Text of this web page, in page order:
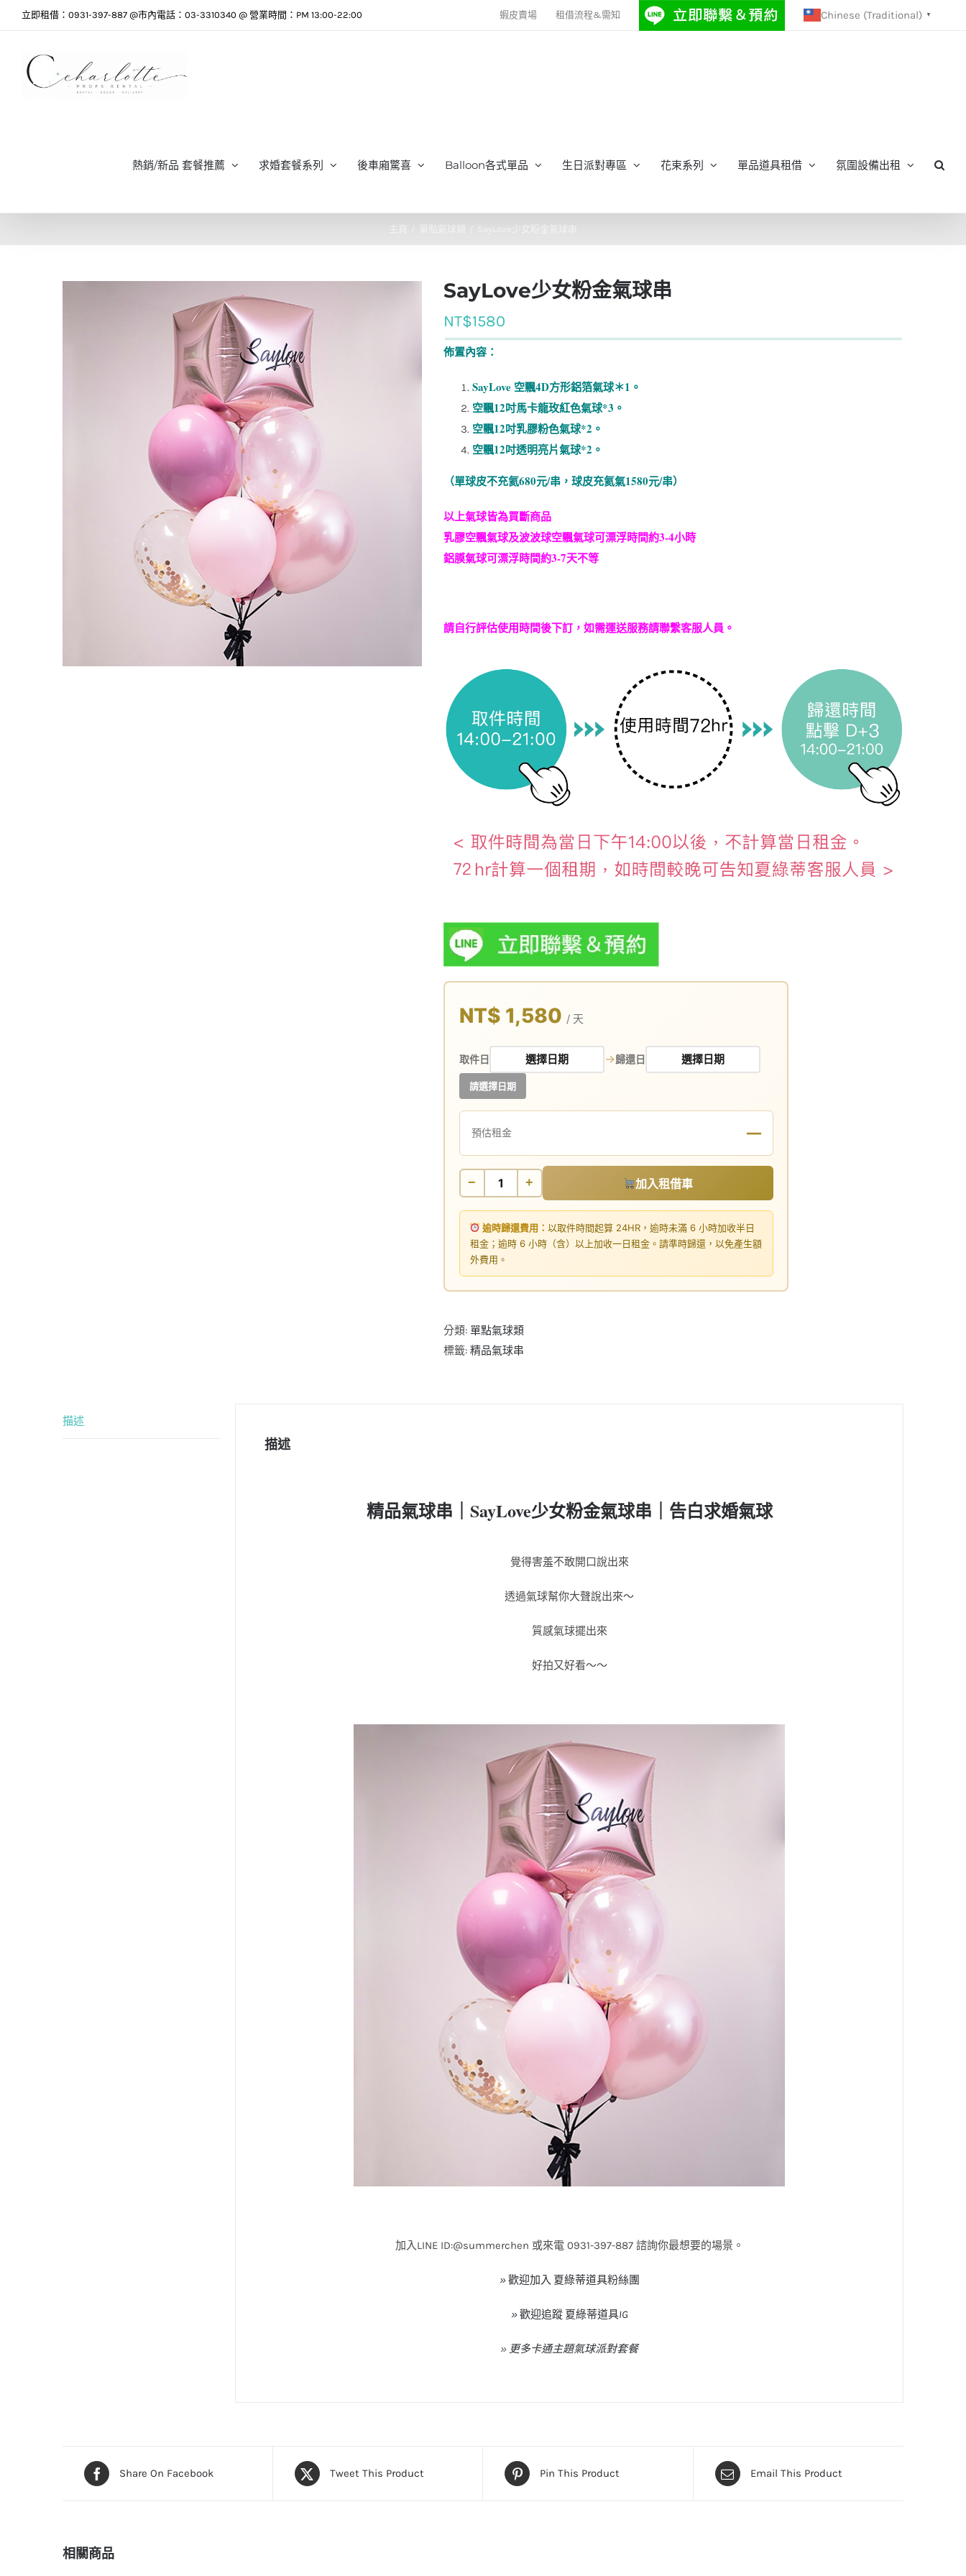
立即租借：0931-397-887 @市內電話：03-3310340 @ 營業時間：PM 13:00-22:00 蝦皮賣場 租借流程&需知 Chinese (Traditional) ▼
熱銷/新品 套餐推薦 求婚套餐系列 後車廂驚喜 Balloon各式單品 生日派對專區 花束系列 單品道具租借 氛圍設備出租
單點氣球類 SayLove少女粉金氣球串
SayLove少女粉金氣球串
NT$1580
佈置內容：
SayLove 空飄4D方形鋁箔氣球＊1。
空飄12吋馬卡龍玫紅色氣球*3。
空飄12吋乳膠粉色氣球*2。
空飄12吋透明亮片氣球*2。
（單球皮不充氦680元/串，球皮充氦氣1580元/串）
以上氣球皆為買斷商品
乳膠空飄氣球及波波球空飄氣球可漂浮時間約3-4小時
鋁膜氣球可漂浮時間約3-7天不等
請自行評估使用時間後下訂，如需運送服務請聯繫客服人員。
NT$ 1,580 / 天
取件日 →歸還日
請選擇日期
預估租金 —
− + 加入租借車
逾時歸還費用：以取件時間起算 24HR，逾時未滿 6 小時加收半日
租金；逾時 6 小時（含）以上加收一日租金。請準時歸還，以免產生額
外費用。
分類: 單點氣球類
標籤: 精品氣球串
描述
描述
精品氣球串｜SayLove少女粉金氣球串 ｜告白求婚氣球
覺得害羞不敢開口說出來
透過氣球幫你大聲說出來～
質感氣球擺出來
好拍又好看～～
加入LINE ID:@summerchen 或來電0931-397-887 諮詢你最想要的場景。
»歡迎加入 夏綠蒂道具粉絲團
»歡迎追蹤 夏綠蒂道具IG
» 更多卡通主題氣球派對套餐
Share On Facebook Tweet This Product Pin This Product Email This Product
相關商品